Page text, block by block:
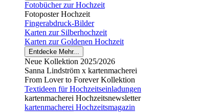
Fotobücher zur Hochzeit
Fotoposter Hochzeit
Fingerabdruck-Bilder
Karten zur Silberhochzeit
Karten zur Goldenen Hochzeit
Entdecke Mehr...
Neue Kollektion 2025/2026
Sanna Lindström x kartenmacherei
From Lover to Forever Kollektion
Textideen für Hochzeitseinladungen
kartenmacherei Hochzeitsnewsletter
kartenmacherei Hochzeitsmagazin